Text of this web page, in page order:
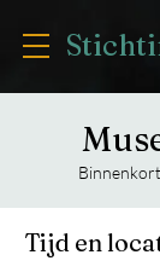
Binnenkort
Tijd en